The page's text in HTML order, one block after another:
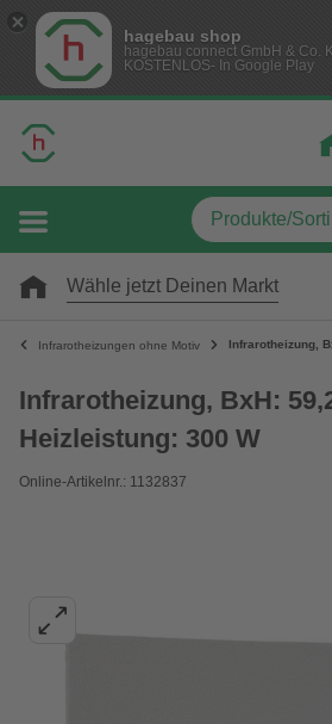
hagebau shop
hagebau connect GmbH & Co.
KOSTENLOS- In Google Play
Wähle jetzt Deinen Markt
Infrarotheizungen ohne Motiv Infrarotheizung,
Infrarotheizung, BxH:
Heizleistung: 300 W
Online-Artikelnr.: 1132837